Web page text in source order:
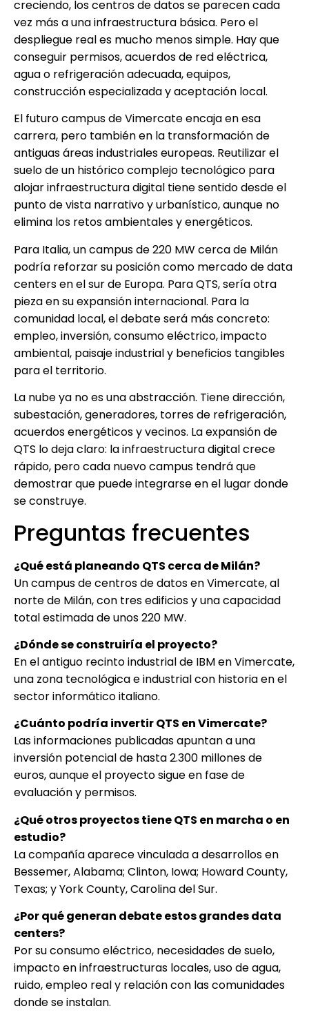
creciendo, los centros de datos se parecen cada
vez más a una infraestructura básica. Pero el
despliegue real es mucho menos simple. Hay que
conseguir permisos, acuerdos de red eléctrica,
agua o refrigeración adecuada, equipos,
construcción especializada y aceptación local.
El futuro campus de Vimercate encaja en esa
carrera, pero también en la transformación de
antiguas áreas industriales europeas. Reutilizar el
suelo de un histórico complejo tecnológico para
alojar infraestructura digital tiene sentido desde el
punto de vista narrativo y urbanístico, aunque no
elimina los retos ambientales y energéticos.
Para Italia, un campus de 220 MW cerca de Milán
podría reforzar su posición como mercado de data
centers en el sur de Europa. Para QTS, sería otra
pieza en su expansión internacional. Para la
comunidad local, el debate será más concreto:
empleo, inversión, consumo eléctrico, impacto
ambiental, paisaje industrial y beneficios tangibles
para el territorio.
La nube ya no es una abstracción. Tiene dirección,
subestación, generadores, torres de refrigeración,
acuerdos energéticos y vecinos. La expansión de
QTS lo deja claro: la infraestructura digital crece
rápido, pero cada nuevo campus tendrá que
demostrar que puede integrarse en el lugar donde
se construye.
Preguntas frecuentes
¿Qué está planeando QTS cerca de Milán?
Un campus de centros de datos en Vimercate, al
norte de Milán, con tres edificios y una capacidad
total estimada de unos 220 MW.
¿Dónde se construiría el proyecto?
En el antiguo recinto industrial de IBM en Vimercate,
una zona tecnológica e industrial con historia en el
sector informático italiano.
¿Cuánto podría invertir QTS en Vimercate?
Las informaciones publicadas apuntan a una
inversión potencial de hasta 2.300 millones de
euros, aunque el proyecto sigue en fase de
evaluación y permisos.
¿Qué otros proyectos tiene QTS en marcha o en
estudio?
La compañía aparece vinculada a desarrollos en
Bessemer, Alabama; Clinton, Iowa; Howard County,
Texas; y York County, Carolina del Sur.
¿Por qué generan debate estos grandes data
centers?
Por su consumo eléctrico, necesidades de suelo,
impacto en infraestructuras locales, uso de agua,
ruido, empleo real y relación con las comunidades
donde se instalan.